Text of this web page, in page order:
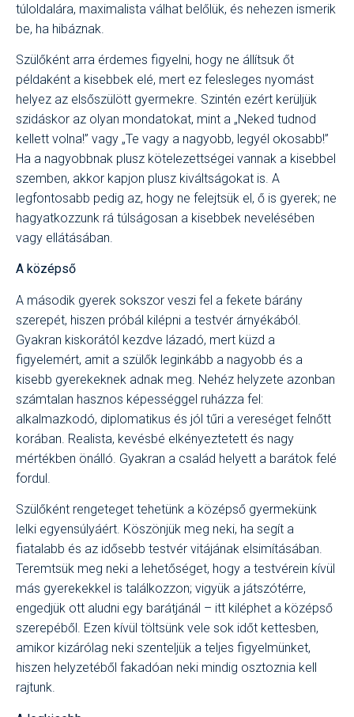
túloldalára, maximalista válhat belőlük, és nehezen ismerik
be, ha hibáznak.
Szülőként arra érdemes figyelni, hogy ne állítsuk őt
példaként a kisebbek elé, mert ez felesleges nyomást
helyez az elsőszülött gyermekre. Szintén ezért kerüljük
szidáskor az olyan mondatokat, mint a „Neked tudnod
kellett volna!” vagy „Te vagy a nagyobb, legyél okosabb!”
Ha a nagyobbnak plusz kötelezettségei vannak a kisebbel
szemben, akkor kapjon plusz kiváltságokat is. A
legfontosabb pedig az, hogy ne felejtsük el, ő is gyerek; ne
hagyatkozzunk rá túlságosan a kisebbek nevelésében
vagy ellátásában.
A középső
A második gyerek sokszor veszi fel a fekete bárány
szerepét, hiszen próbál kilépni a testvér árnyékából.
Gyakran kiskorától kezdve lázadó, mert küzd a
figyelemért, amit a szülők leginkább a nagyobb és a
kisebb gyerekeknek adnak meg. Nehéz helyzete azonban
számtalan hasznos képességgel ruházza fel:
alkalmazkodó, diplomatikus és jól tűri a vereséget felnőtt
korában. Realista, kevésbé elkényeztetett és nagy
mértékben önálló. Gyakran a család helyett a barátok felé
fordul.
Szülőként rengeteget tehetünk a középső gyermekünk
lelki egyensúlyáért. Köszönjük meg neki, ha segít a
fiatalabb és az idősebb testvér vitájának elsimításában.
Teremtsük meg neki a lehetőséget, hogy a testvérein kívül
más gyerekekkel is találkozzon; vigyük a játszótérre,
engedjük ott aludni egy barátjánál – itt kiléphet a középső
szerepéből. Ezen kívül töltsünk vele sok időt kettesben,
amikor kizárólag neki szenteljük a teljes figyelmünket,
hiszen helyzetéből fakadóan neki mindig osztoznia kell
rajtunk.